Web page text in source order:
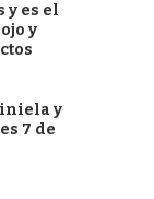
y es el
y
y
7 de